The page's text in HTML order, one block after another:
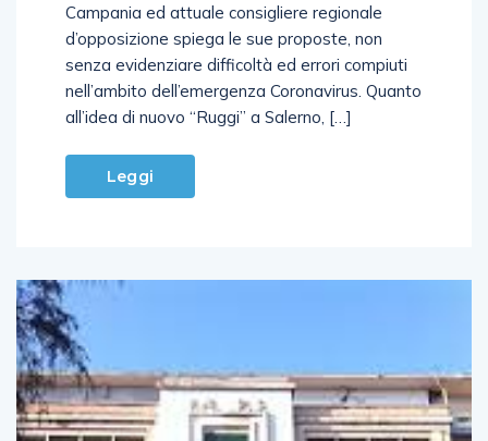
Campania ed attuale consigliere regionale
d’opposizione spiega le sue proposte, non
senza evidenziare difficoltà ed errori compiuti
nell’ambito dell’emergenza Coronavirus. Quanto
all’idea di nuovo “Ruggi” a Salerno, […]
Leggi